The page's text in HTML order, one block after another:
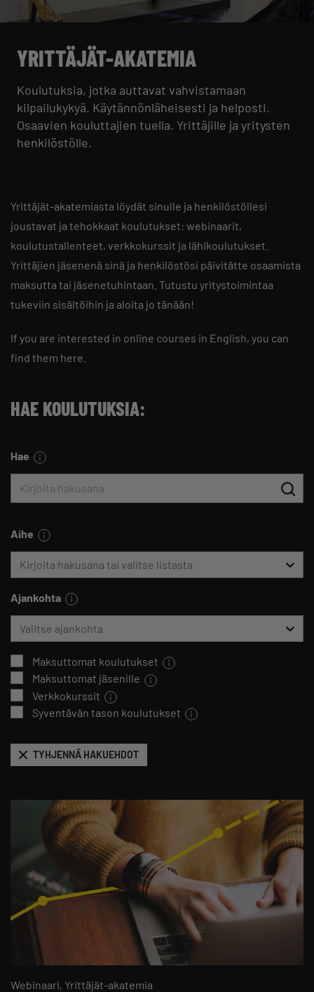
YRITTÄJÄT-AKATEMIA
Koulutuksia, jotka auttavat vahvistamaan
kilpailukykyä. Käytännönläheisesti ja helposti.
Osaavien kouluttajien tuella. Yrittäjille ja yritysten
henkilöstölle.
Yrittäjät-akatemiasta löydät sinulle ja henkilöstöllesi
joustavat ja tehokkaat koulutukset: webinaarit,
koulutustallenteet, verkkokurssit ja lähikoulutukset.
Yrittäjien jäsenenä sinä ja henkilöstösi päivitätte osaamista
maksutta tai jäsenetuhintaan. Tutustu yritystoimintaa
tukeviin sisältöihin ja aloita jo tänään!
If you are interested in online courses in English, you can
find them here
HAE KOULUTUKSIA:
Hae
Aihe
Kirjoita hakusana tai valitse listasta
Ajankohta
Valitse ajankohta
Maksuttomat koulutukset
Maksuttomat jäsenille
Verkkokurssit
Syventävän tason koulutukset
TYHJENNÄ HAKUEHDOT
Webinaari Yrittäjät-akatemia